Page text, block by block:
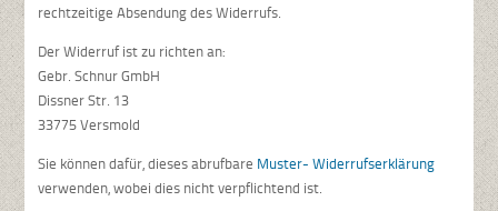
rechtzeitige Absendung des Widerrufs.
Der Widerruf ist zu richten an:
Gebr. Schnur GmbH
Dissner Str. 13
33775 Versmold
Sie können dafür, dieses abrufbare Muster- Widerrufserklärung
verwenden, wobei dies nicht verpflichtend ist.